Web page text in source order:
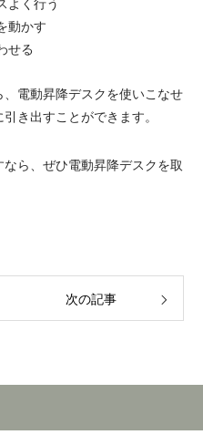
よく行う
動かす
せる
電動昇降デスクを使いこなせ
き出すことができます。
ら、ぜひ電動昇降デスクを取
次の記事